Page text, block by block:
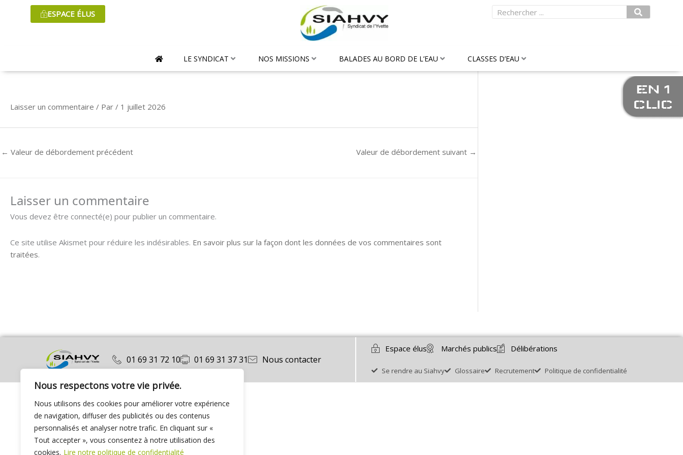
Nous respectons votre vie privée.
Nous utilisons des cookies pour améliorer votre expérience
de navigation, diffuser des publicités ou des contenus
personnalisés et analyser notre trafic. En cliquant sur «
Tout accepter », vous consentez à notre utilisation des
cookies. Lire notre politique de confidentialité
ESPACE ÉLUS Rechercher
LE SYNDICAT NOS MISSIONS BALADES AU BORD DE L’EAU CLASSES D’EAU
Laisser un commentaire / Par / 1 juillet 2026
← Valeur de débordement précédent Valeur de débordement suivant →
Laisser un commentaire
Vous devez être connecté(e) pour publier un commentaire.
Ce site utilise Akismet pour réduire les indésirables. En savoir plus sur la façon dont les données de vos commentaires sont
traitées.
01 69 31 72 10 01 69 31 37 31 Nous contacter
Espace élus Marchés publics Délibérations
Se rendre au Siahvy Glossaire Recrutement Politique de confidentialité
EN 1
CLIC